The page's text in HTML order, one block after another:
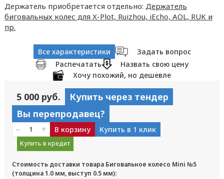
Держатель приобретается отдельно: Держатель
биговальных колес для X-Plot, Ruizhou, iEcho, AOL, RUK и
пр.
Все характеристики
Задать вопрос
Распечатать
Назвать свою цену
Хочу похожий, но дешевле
5 000 руб.
Купить через тендер
Вы перепродавец?
– + В корзину Купить в 1 клик
Купить в кредит
Стоимость доставки товара Биговальное колесо Mini №5
(толщина 1.0 мм, выступ 0.5 мм):